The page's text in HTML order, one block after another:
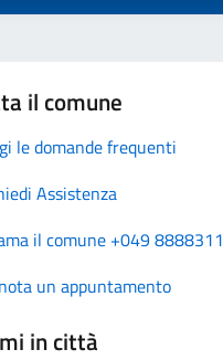
il comune
le domande frequenti
Assistenza
il comune +049 8888311
un appuntamento
in città